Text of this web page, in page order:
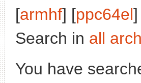
[armhf] [ppc64el
Search in all
You have